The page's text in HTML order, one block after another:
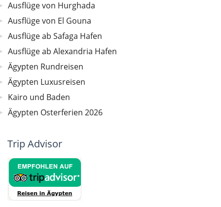
Ausflüge von Hurghada
Ausflüge von El Gouna
Ausflüge ab Safaga Hafen
Ausflüge ab Alexandria Hafen
Ägypten Rundreisen
Ägypten Luxusreisen
Kairo und Baden
Ägypten Osterferien 2026
Trip Advisor